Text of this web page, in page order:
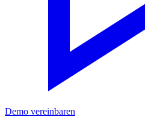
Demo vereinbaren